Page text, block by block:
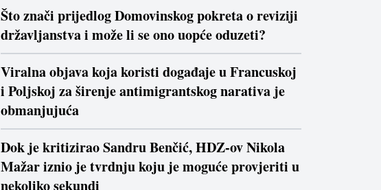
Što znači prijedlog Domovinskog pokreta o reviziji
državljanstva i može li se ono uopće oduzeti?
Viralna objava koja koristi događaje u Francuskoj
i Poljskoj za širenje antimigrantskog narativa je
obmanjujuća
Dok je kritizirao Sandru Benčić, HDZ-ov Nikola
Mažar iznio je tvrdnju koju je moguće provjeriti u
nekoliko sekundi